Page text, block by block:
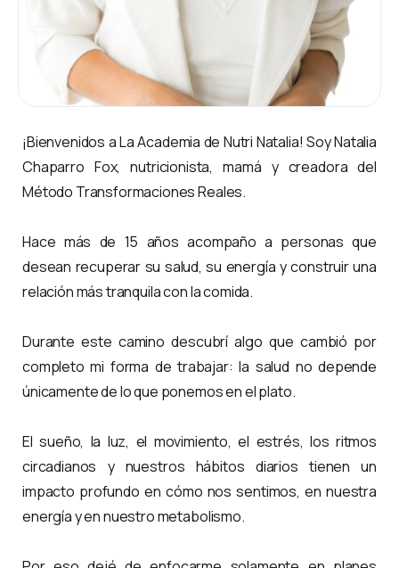
¡Bienvenidos a La Academia de Nutri Natalia! Soy Natalia
Chaparro Fox, nutricionista, mamá y creadora del
Método Transformaciones Reales.
Hace más de 15 años acompaño a personas que
desean recuperar su salud, su energía y construir una
relación más tranquila con la comida.
Durante este camino descubrí algo que cambió por
completo mi forma de trabajar: la salud no depende
únicamente de lo que ponemos en el plato.
El sueño, la luz, el movimiento, el estrés, los ritmos
circadianos y nuestros hábitos diarios tienen un
impacto profundo en cómo nos sentimos, en nuestra
energía y en nuestro metabolismo.